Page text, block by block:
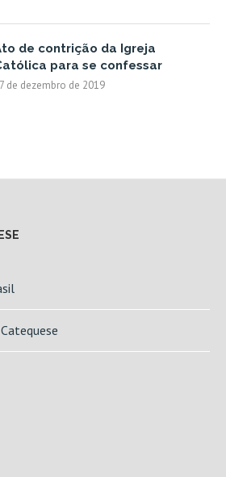
de contrição da Igreja
para se confessar
de dezembro de 2019